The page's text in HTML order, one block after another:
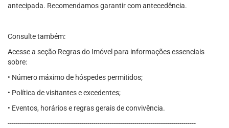
antecipada. Recomendamos garantir com antecedência.
Consulte também:
Acesse a seção Regras do Imóvel para informações essenciais
sobre:
• Número máximo de hóspedes permitidos;
• Política de visitantes e excedentes;
• Eventos, horários e regras gerais de convivência.
--------------------------------------------------------------------------------------------